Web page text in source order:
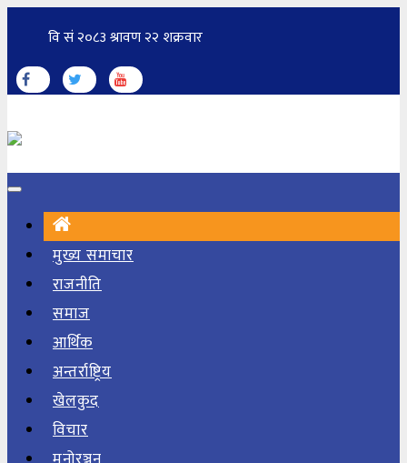
मुख्य समाचार
राजनीति
समाज
आर्थिक
अन्तर्राष्ट्रिय
खेलकुद
विचार